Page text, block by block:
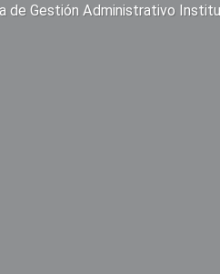
de Gestión Administrativo